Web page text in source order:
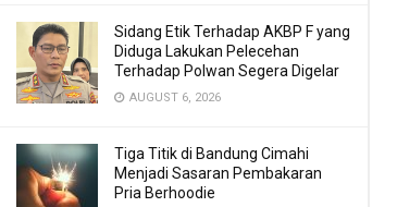
Sidang Etik Terhadap AKBP F yang
Diduga Lakukan Pelecehan
Terhadap Polwan Segera Digelar
AUGUST 6, 2026
Tiga Titik di Bandung Cimahi
Menjadi Sasaran Pembakaran
Pria Berhoodie